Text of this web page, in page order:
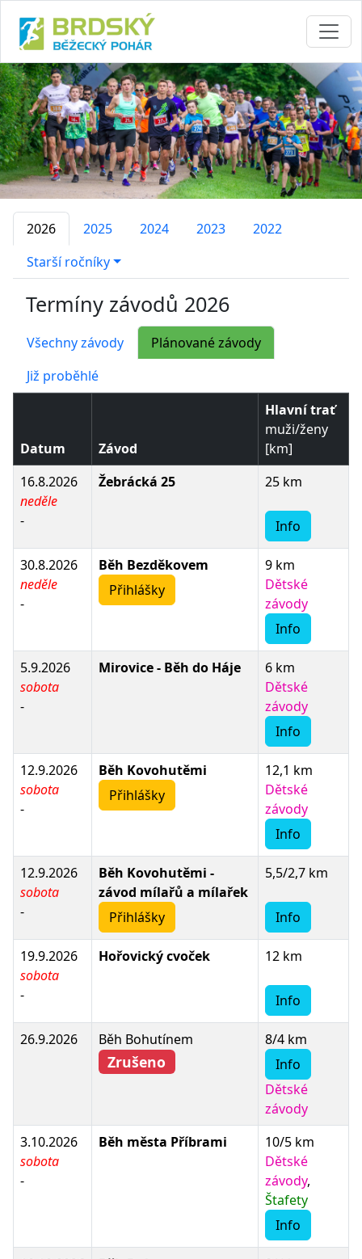
2026 2025 2024 2023
2022
Starší ročníky
Termíny závodů 2026
Všechny závody
Plánované závody
Již proběhlé
Datum Závod
Hlavní trať
muži/ženy
[km]
16.8.2026
neděle
-
Žebrácká 25 25 km
Info
30.8.2026
neděle
-
Běh Bezděkovem
Přihlášky
9 km
Dětské
závody
Info
5.9.2026
sobota
-
Mirovice - Běh do Háje
6 km
Dětské
závody
Info
12.9.2026
sobota
-
Běh Kovohutěmi
Přihlášky
12,1 km
Dětské
závody
Info
12.9.2026
sobota
-
Běh Kovohutěmi -
závod mílařů a mílařek
Přihlášky
5,5/2,7 km
Info
19.9.2026
sobota
-
Hořovický cvoček 12 km
Info
26.9.2026 Běh Bohutínem
Zrušeno
8/4 km
Info
Dětské
závody
3.10.2026
sobota
-
Běh města Příbrami
10/5 km
Dětské
závody,
Štafety
Info